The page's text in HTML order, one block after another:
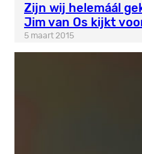
Zijn wij helemáál
Jim van Os kijkt
5 maart 2015